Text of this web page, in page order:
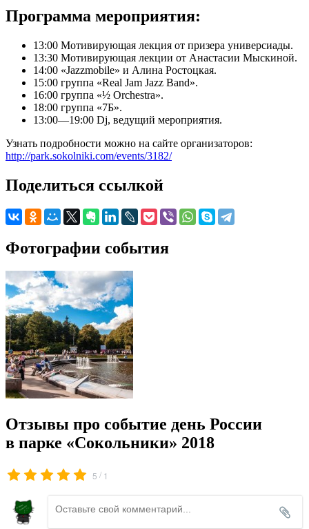
Программа мероприятия:
13:00 Мотивирующая лекция от призера универсиады.
13:30 Мотивирующая лекции от Анастасии Мыскиной.
14:00 «Jazzmobile» и Алина Ростоцкая.
15:00 группа «Real Jam Jazz Band».
16:00 группа «½ Orchestra».
18:00 группа «7Б».
13:00—19:00 Dj, ведущий мероприятия.
Узнать подробности можно на сайте организаторов:
http://park.sokolniki.com/events/3182/
Поделиться ссылкой
Фотографии события
Отзывы про событие день России
в парке «Сокольники» 2018
5 / 1